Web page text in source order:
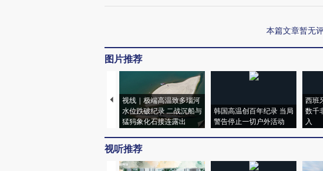
本篇文章暂无
图片推荐
视线｜极端高温致多瑙河
水位跌破纪录 二战沉船与
猛犸象化石接连露出
韩国高温创百年纪录 当局
警告停止一切户外活动
西班
数千
入
视听推荐